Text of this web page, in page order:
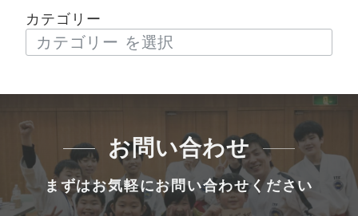
カテゴリー
お問い合わせ
まずはお気軽にお問い合わせください